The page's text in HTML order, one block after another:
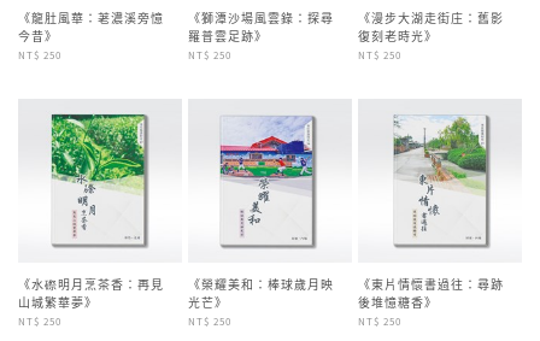
《龍肚風華：荖濃溪旁憶
今昔》
NT$ 250
《獅潭沙場風雲錄：探尋
羅普雲足跡》
NT$ 250
《漫步大湖走街庄：舊影
復刻老時光》
NT$ 250
《水磜明月烹茶香：再見
山城繁華夢》
NT$ 250
《榮耀美和：棒球歲月映
光芒》
NT$ 250
《東片情懷書過往：尋跡
後堆憶糖香》
NT$ 250